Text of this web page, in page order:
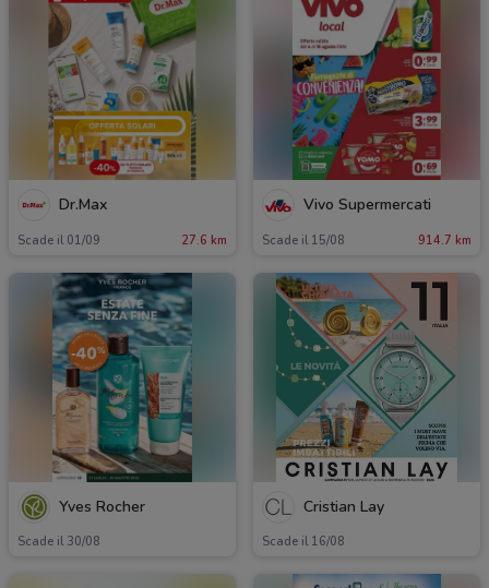
Dr.Max
Scade il 01/09 27.6 km
Vivo Supermercati
Scade il 15/08 914.7 km
Yves Rocher
Scade il 30/08
Cristian Lay
Scade il 16/08